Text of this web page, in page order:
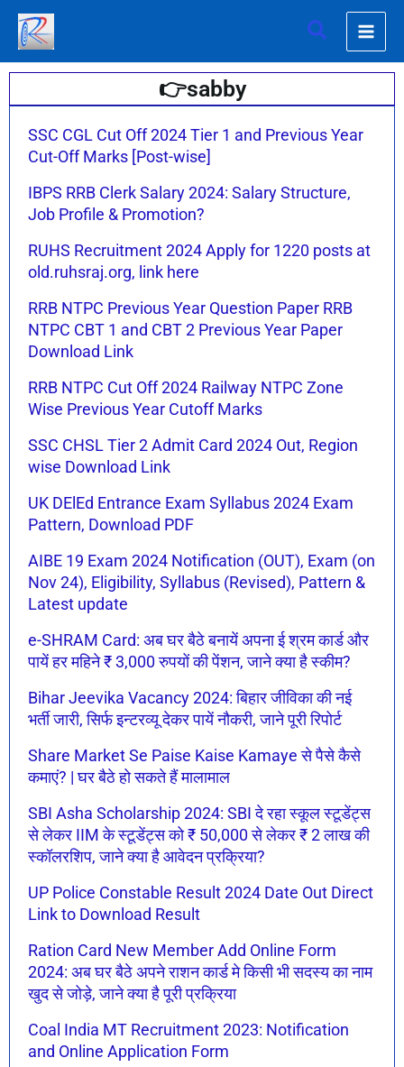
Skip
content
Search
👉sabby
SSC CGL Cut Off 2024 Tier 1 and Previous Year
Cut-Off Marks [Post-wise]
IBPS RRB Clerk Salary 2024: Salary Structure,
Job Profile & Promotion?
RUHS Recruitment 2024 Apply for 1220 posts at
old.ruhsraj.org, link here
RRB NTPC Previous Year Question Paper RRB
NTPC CBT 1 and CBT 2 Previous Year Paper
Download Link
RRB NTPC Cut Off 2024 Railway NTPC Zone
Wise Previous Year Cutoff Marks
SSC CHSL Tier 2 Admit Card 2024 Out, Region
wise Download Link
UK DElEd Entrance Exam Syllabus 2024 Exam
Pattern, Download PDF
AIBE 19 Exam 2024 Notification (OUT), Exam (on
Nov 24), Eligibility, Syllabus (Revised), Pattern &
Latest update
e-SHRAM Card: अब घर बैठे बनायें अपना ई श्रम कार्ड और
पायें हर महिने ₹ 3,000 रुपयों की पेंशन, जाने क्या है स्कीम?
Bihar Jeevika Vacancy 2024: बिहार जीविका की नई
भर्ती जारी, सिर्फ इन्टरव्यू देकर पायें नौकरी, जाने पूरी रिपोर्ट
Share Market Se Paise Kaise Kamaye से पैसे कैसे
कमाएं? | घर बैठे हो सकते हैं मालामाल
SBI Asha Scholarship 2024: SBI दे रहा स्कूल स्टूडेंट्स
से लेकर IIM के स्टूडेंट्स को ₹ 50,000 से लेकर ₹ 2 लाख की
स्कॉलरशिप, जाने क्या है आवेदन प्रक्रिया?
UP Police Constable Result 2024 Date Out Direct
Link to Download Result
Ration Card New Member Add Online Form
2024: अब घर बैठे अपने राशन कार्ड मे किसी भी सदस्य का नाम
खुद से जोड़े, जाने क्या है पूरी प्रक्रिया
Coal India MT Recruitment 2023: Notification
and Online Application Form
PagePage